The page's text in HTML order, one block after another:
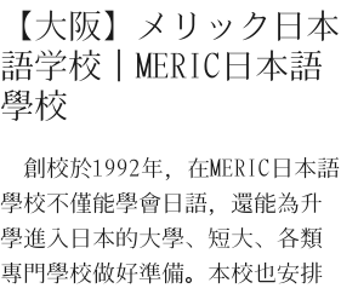
【大阪】メリック日本
語学校｜MERIC日本語
學校
創校於1992年，在MERIC日本語
學校不僅能學會日語，還能為升
學進入日本的大學、短大、各類
專門學校做好準備。本校也安排